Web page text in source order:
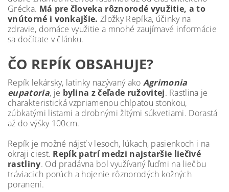
Grécka. Má pre človeka rôznorodé využitie, a to
vnútorné i vonkajšie. Zložky Repíka, účinky na
zdravie, domáce využitie a mnohé zaujímavé informácie
sa dočítate v článku.
ČO REPÍK OBSAHUJE?
Repík lekársky, latinky nazývaný ako Agrimonia
eupatoria, je bylina z čeľade ružovitej. Rastlina je
charakteristická vzpriamenou chlpatou stonkou,
zúbkatými listami a drobnými žltými súkvetiami. Dorastá
až do výšky 100cm.
Repík je možné nájsť v lesoch, lúkach, pasienkoch i na
okraji ciest. Repík patrí medzi najstaršie liečivé
rastliny. Od pradávna bol využívaný ľuďmi na liečbu
tráviacich porúch a hojenie rôznorodých kožných
poranení.